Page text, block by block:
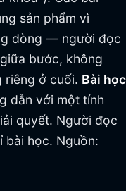
sản phẩm vì
dòng — người đọc
bước, không
riêng ở cuối. Bài học
dẫn với một tính
quyết. Người đọc
bài học. Nguồn: